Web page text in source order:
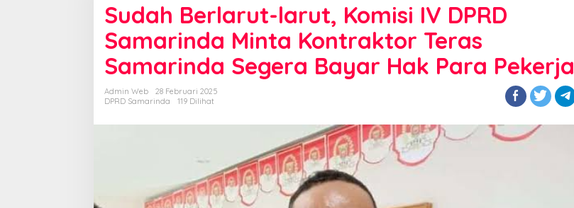
larut,
Komisi
IV
DPRD
Samarinda
Minta
Segera
Bayar
Hak
Para
Pekerja
Sudah Berlarut-larut, Komisi IV DPRD
Samarinda Minta Kontraktor Teras
Samarinda Segera Bayar Hak Para Pekerja
Admin Web
28 Februari 2025
DPRD Samarinda
119 Dilihat